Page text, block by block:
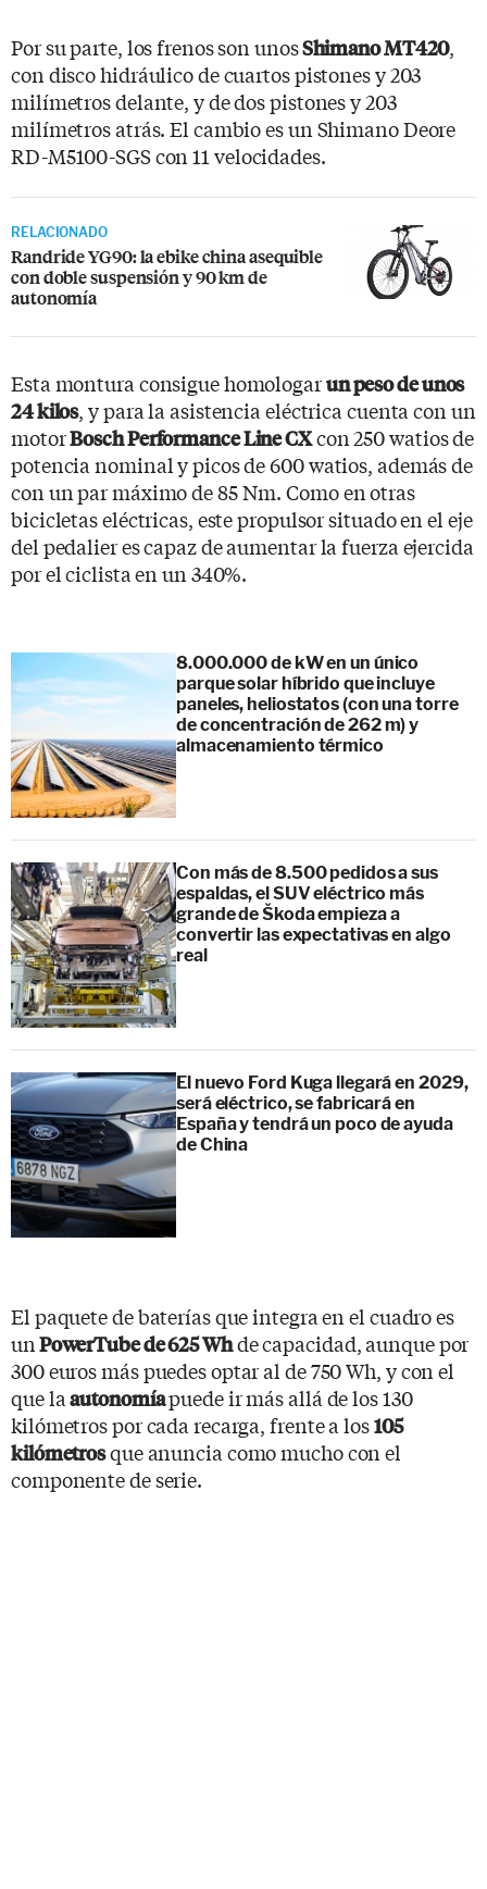
Por su parte, los frenos son unosShimano MT420,
con disco hidráulico de cuartos pistones y 203
milímetros delante, y de dos pistones y 203
milímetros atrás. El cambio es un Shimano Deore
RD-M5100-SGS con 11 velocidades.
RELACIONADO
Randride YG90: la ebike china asequible
con doble suspensión y 90 km de
autonomía
Esta montura consigue homologarun peso de unos
24 kilos, y para la asistencia eléctrica cuenta con un
motorBosch Performance Line CXcon 250 watios de
potencia nominal y picos de 600 watios, además de
con un par máximo de 85 Nm. Como en otras
bicicletas eléctricas, este propulsor situado en el eje
del pedalier es capaz de aumentar la fuerza ejercida
por el ciclista en un 340%.
8.000.000 de kW en un único
parque solar híbrido que incluye
paneles, heliostatos (con una torre
de concentración de 262 m) y
almacenamiento térmico
Con más de 8.500 pedidos a sus
espaldas, el SUV eléctrico más
grande de Škoda empieza a
convertir las expectativas en algo
real
El nuevo Ford Kuga llegará en 2029,
será eléctrico, se fabricará en
España y tendrá un poco de ayuda
de China
El paquete de baterías que integra en el cuadro es
unPowerTube de 625 Whde capacidad, aunque por
300 euros más puedes optar al de 750 Wh, y con el
que laautonomíapuede ir más allá de los 130
kilómetros por cada recarga, frente a los105
kilómetrosque anuncia como mucho con el
componente de serie.